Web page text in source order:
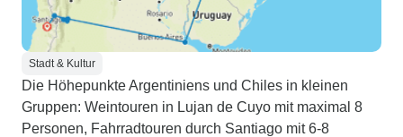
Stadt & Kultur
Die Höhepunkte Argentiniens und Chiles in kleinen
Gruppen: Weintouren in Lujan de Cuyo mit maximal 8
Personen, Fahrradtouren durch Santiago mit 6-8